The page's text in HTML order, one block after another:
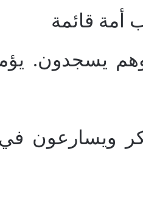
أمة قائمة
وهم يسجدون.
ويسارعون